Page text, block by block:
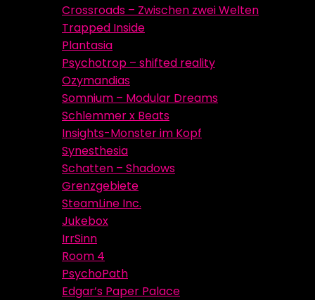
Crossroads – Zwischen zwei Welten
Trapped Inside
Plantasia
Psychotrop – shifted reality
Ozymandias
Somnium – Modular Dreams
Schlemmer x Beats
Insights-Monster im Kopf
Synesthesia
Schatten – Shadows
Grenzgebiete
SteamLine Inc.
Jukebox
IrrSinn
Room 4
PsychoPath
Edgar’s Paper Palace